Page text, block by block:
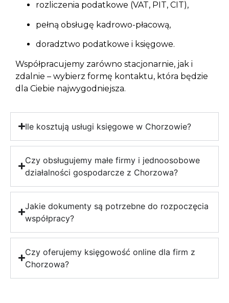
rozliczenia podatkowe (VAT, PIT, CIT),
pełną obsługę kadrowo-płacową,
doradztwo podatkowe i księgowe.
Współpracujemy zarówno stacjonarnie, jak i
zdalnie – wybierz formę kontaktu, która będzie
dla Ciebie najwygodniejsza.
Ile kosztują usługi księgowe w Chorzowie?
Czy obsługujemy małe firmy i jednoosobowe
działalności gospodarcze z Chorzowa?
Jakie dokumenty są potrzebne do rozpoczęcia
współpracy?
Czy oferujemy księgowość online dla firm z
Chorzowa?